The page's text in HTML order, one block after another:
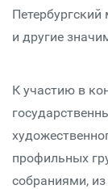
и другие
К участию в
профильных
собраниями,